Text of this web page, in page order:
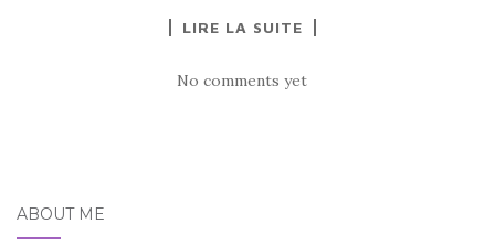
LIRE LA SUITE
No comments yet
ABOUT ME